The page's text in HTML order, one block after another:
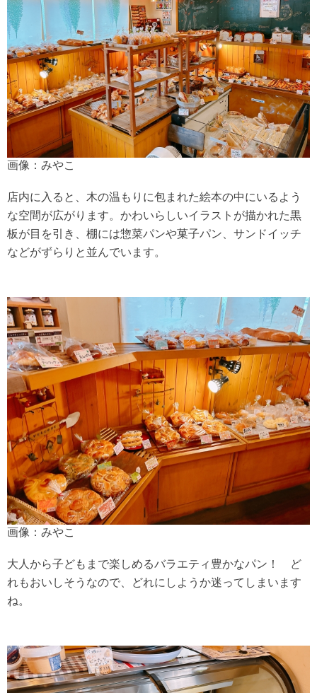
画像：みやこ
店内に入ると、木の温もりに包まれた絵本の中にいるよう
な空間が広がります。かわいらしいイラストが描かれた黒
板が目を引き、棚には惣菜パンや菓子パン、サンドイッチ
などがずらりと並んでいます。
画像：みやこ
大人から子どもまで楽しめるバラエティ豊かなパン！ ど
れもおいしそうなので、どれにしようか迷ってしまいます
ね。